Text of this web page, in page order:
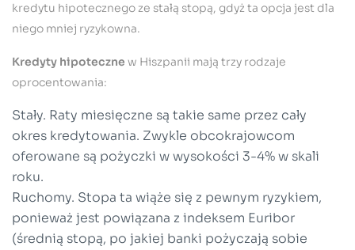
kredytu hipotecznego ze stałą stopą, gdyż ta opcja jest dla
niego mniej ryzykowna.
Kredyty hipoteczne w Hiszpanii mają trzy rodzaje
oprocentowania:
Stały. Raty miesięczne są takie same przez cały
okres kredytowania. Zwykle obcokrajowcom
oferowane są pożyczki w wysokości 3-4% w skali
roku.
Ruchomy. Stopa ta wiąże się z pewnym ryzykiem,
ponieważ jest powiązana z indeksem Euribor
(średnią stopą, po jakiej banki pożyczają sobie